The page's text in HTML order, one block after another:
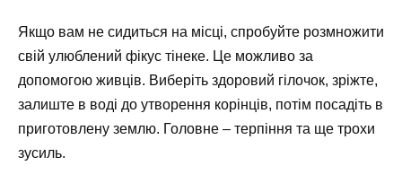
Якщо вам не сидиться на місці, спробуйте розмножити
свій улюблений фікус тінеке. Це можливо за
допомогою живців. Виберіть здоровий гілочок, зріжте,
залиште в воді до утворення корінців, потім посадіть в
приготовлену землю. Головне – терпіння та ще трохи
зусиль.